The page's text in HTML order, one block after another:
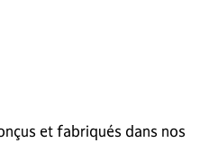
et fabriqués dans nos